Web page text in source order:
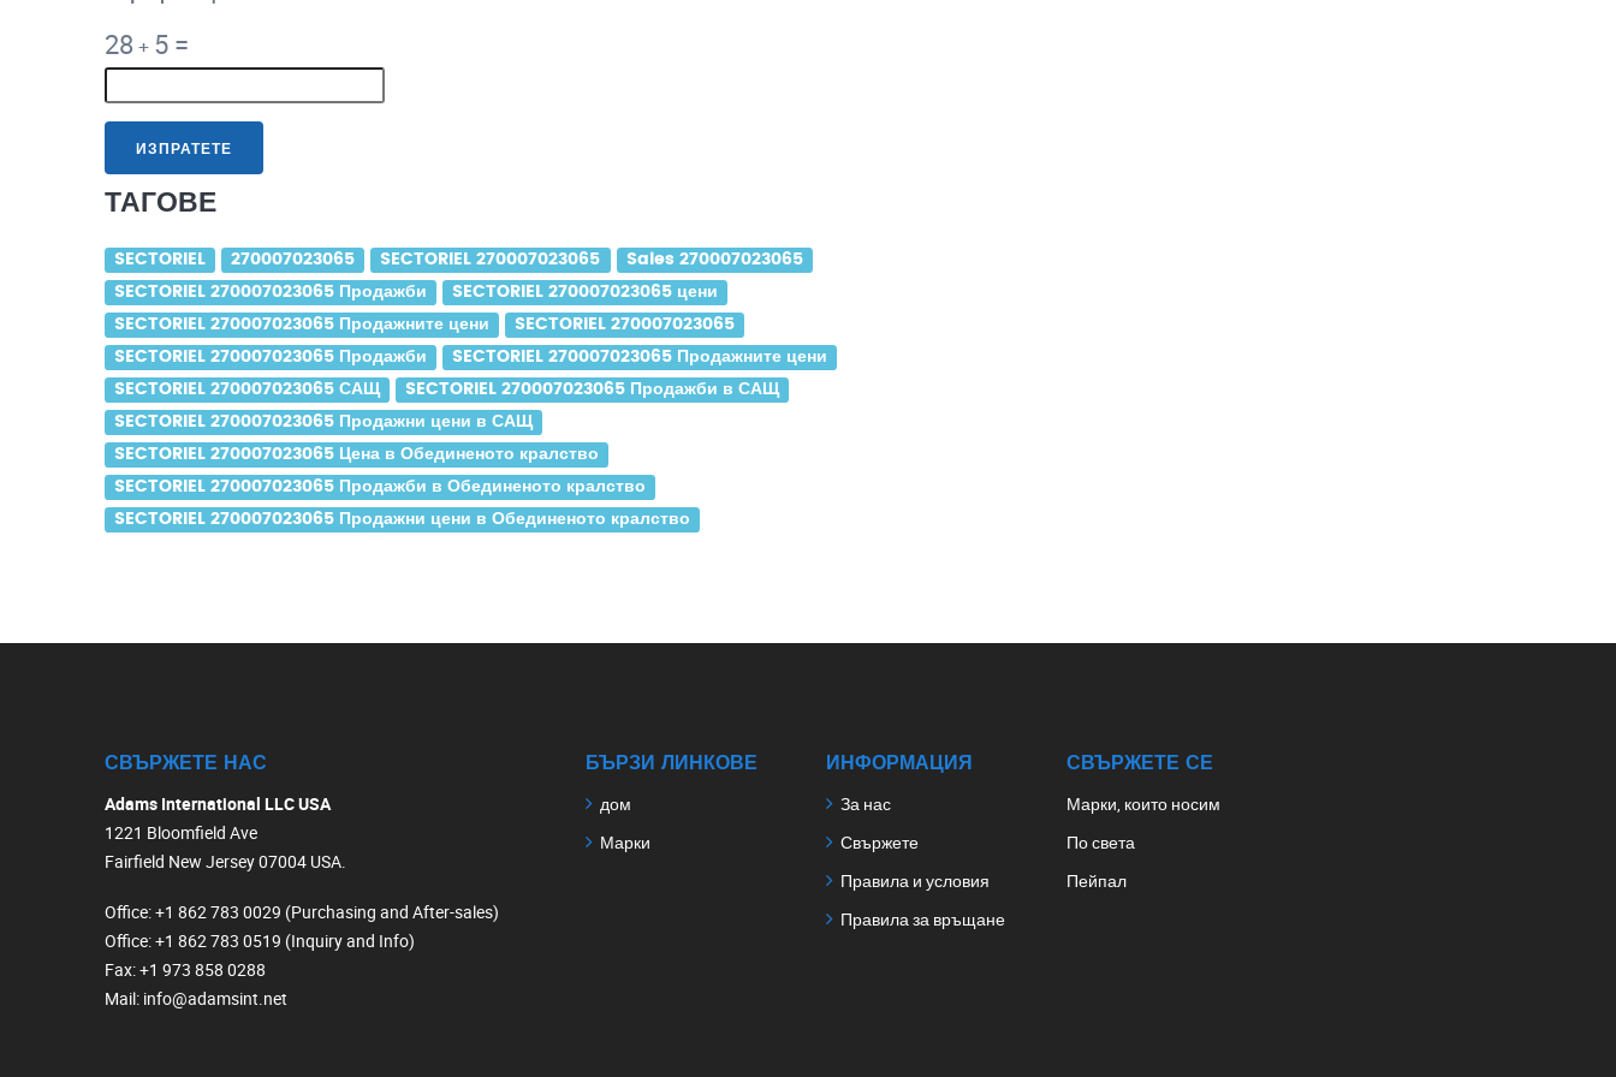
28 + 5 =
ИЗПРАТЕТЕ
ТАГОВЕ
SECTORIEL 270007023065 SECTORIEL 270007023065
Sales 270007023065
SECTORIEL 270007023065 Продажби
SECTORIEL 270007023065 цени
SECTORIEL 270007023065 Продажните цени
SECTORIEL 270007023065
SECTORIEL 270007023065 Продажби
SECTORIEL 270007023065 Продажните цени
SECTORIEL 270007023065 САЩ
SECTORIEL 270007023065 Продажби в САЩ
SECTORIEL 270007023065 Продажни цени в САЩ
SECTORIEL 270007023065 Цена в Обединеното кралство
SECTORIEL 270007023065 Продажби в Обединеното кралство
SECTORIEL 270007023065 Продажни цени в Обединеното кралство
СВЪРЖЕТЕ НАС
Adams International LLC USA
1221 Bloomfield Ave
Fairfield New Jersey 07004 USA.
Office: +1 862 783 0029 (Purchasing and After-sales)
Office: +1 862 783 0519 (Inquiry and Info)
Fax: +1 973 858 0288
Mail: info@adamsint.net
БЪРЗИ ЛИНКОВЕ
дом
Марки
ИНФОРМАЦИЯ
За нас
Свържете
Правила и условия
Правила за връщане
СВЪРЖЕТЕ СЕ
Марки, които носим
По света
Пейпал